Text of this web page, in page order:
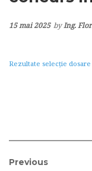
15 mai 2025 byIng.
Rezultate selecţie
Previous